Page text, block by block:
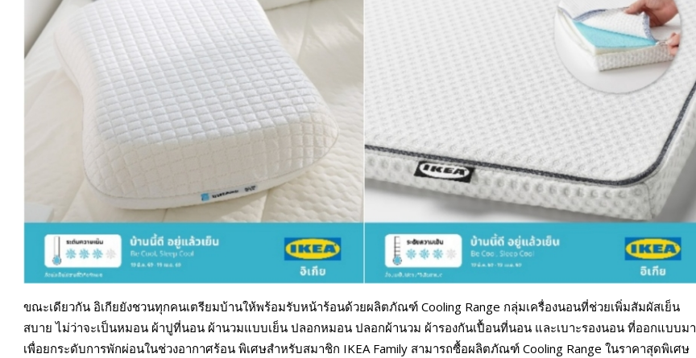
ขณะเดียวกัน อิเกียยังชวนทุกคนเตรียมบ้านให้พร้อมรับหน้าร้อนด้วยผลิตภัณฑ์ Cooling Range กลุ่มเครื่องนอนที่ช่วยเพิ่มสัมผัสเย็น
สบาย ไม่ว่าจะเป็นหมอน ผ้าปูที่นอน ผ้านวมแบบเย็น ปลอกหมอน ปลอกผ้านวม ผ้ารองกันเปื้อนที่นอน และเบาะรองนอน ที่ออกแบบมา
เพื่อยกระดับการพักผ่อนในช่วงอากาศร้อน พิเศษสำหรับสมาชิก IKEA Family สามารถซื้อผลิตภัณฑ์ Cooling Range ในราคาสุดพิเศษ